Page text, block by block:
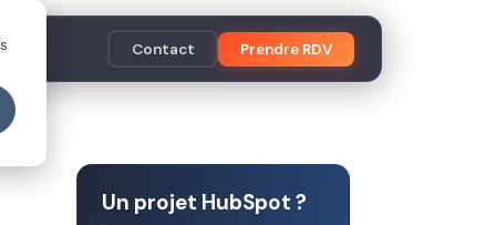
Contact Prendre RDV
Un projet HubSpot ?